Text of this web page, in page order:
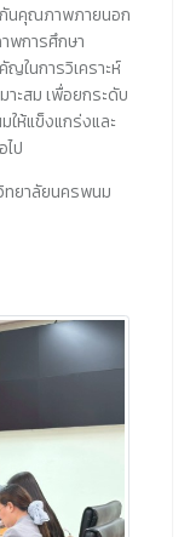
กันคุณภาพภายนอก
พการศึกษา
ในการวิเคราะห์
ะสม เพื่อยกระดับ
ห้แข็งแกร่งและ
ป
ทยาลัยนครพนม